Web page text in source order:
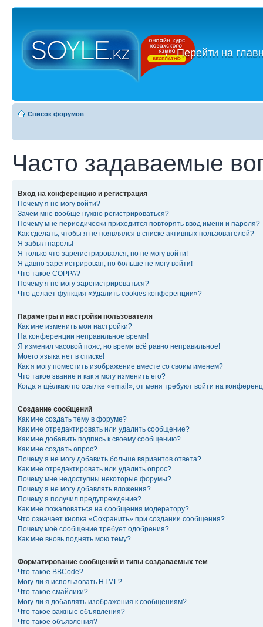
←Перейти на
Список форумов
Часто задаваемые
Вход на конференцию и регистрация
Почему я не могу войти?
Зачем мне вообще нужно регистрироваться?
Почему мне периодически приходится повторять ввод имени и пароля?
Как сделать, чтобы я не появлялся в списке активных пользователей?
Я забыл пароль!
Я только что зарегистрировался, но не могу войти!
Я давно зарегистрирован, но больше не могу войти!
Что такое COPPA?
Почему я не могу зарегистрироваться?
Что делает функция «Удалить cookies конференции»?
Параметры и настройки пользователя
Как мне изменить мои настройки?
На конференции неправильное время!
Я изменил часовой пояс, но время всё равно неправильное!
Моего языка нет в списке!
Как я могу поместить изображение вместе со своим именем?
Что такое звание и как я могу изменить его?
Когда я щёлкаю по ссылке «email», от меня требуют войти на
Создание сообщений
Как мне создать тему в форуме?
Как мне отредактировать или удалить сообщение?
Как мне добавить подпись к своему сообщению?
Как мне создать опрос?
Почему я не могу добавить больше вариантов ответа?
Как мне отредактировать или удалить опрос?
Почему мне недоступны некоторые форумы?
Почему я не могу добавлять вложения?
Почему я получил предупреждение?
Как мне пожаловаться на сообщения модератору?
Что означает кнопка «Сохранить» при создании сообщения?
Почему моё сообщение требует одобрения?
Как мне вновь поднять мою тему?
Форматирование сообщений и типы создаваемых тем
Что такое BBCode?
Могу ли я использовать HTML?
Что такое смайлики?
Могу ли я добавлять изображения к сообщениям?
Что такое важные объявления?
Что такое объявления?